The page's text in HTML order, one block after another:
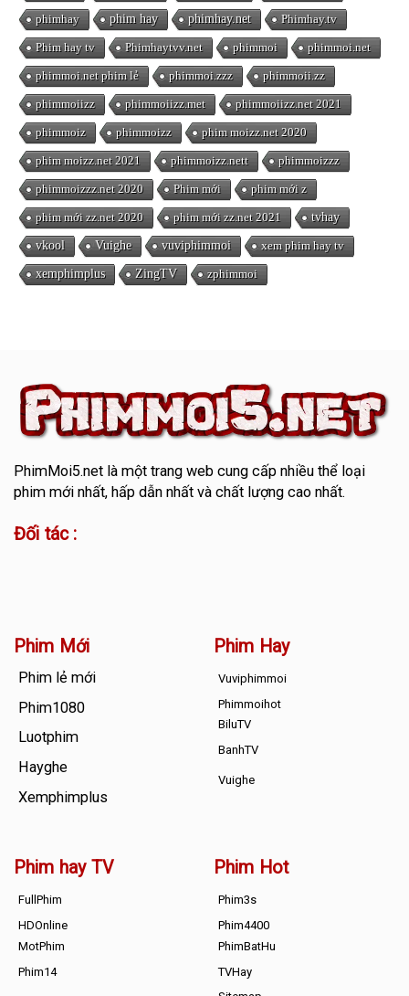
phimhay phim hay phimhay.net Phimhay.tv
Phim hay tv Phimhaytvv.net phimmoi phimmoi.net
phimmoi.net phim lẻ phimmoi.zzz phimmoii.zz
phimmoiizz phimmoiizz.met phimmoiizz.net 2021
phimmoiz phimmoizz phim moizz.net 2020
phim moizz.net 2021 phimmoizz.nett phimmoizzz
phimmoizzz.net 2020 Phim mới phim mới z
phim mới zz.net 2020 phim mới zz.net 2021 tvhay
vkool Vuighe vuviphimmoi xem phim hay tv
xemphimplus ZingTV zphimmoi
PhimMoi5.netlà một trang web cung cấp nhiều thể loại
phim mới nhất, hấp dẫn nhất và chất lượng cao nhất.
Đối tác :
Phim Mới
Phim lẻ mới
Phim1080
Luotphim
Hayghe
Xemphimplus
Phim Hay
Vuviphimmoi
Phimmoihot
BiluTV
BanhTV
Vuighe
Phim hay TV
FullPhim
HDOnline
MotPhim
Phim14
Phim Hot
Phim3s
Phim4400
PhimBatHu
TVHay